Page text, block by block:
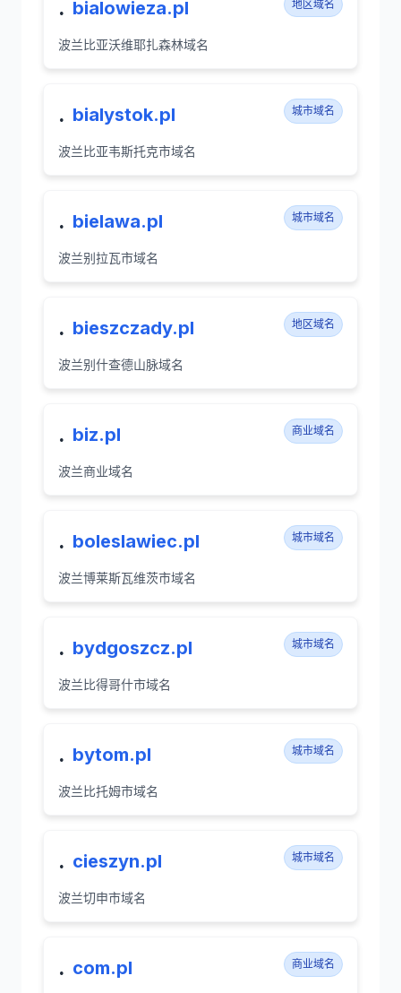
. bialowieza.pl 地区域名
波兰比亚沃维耶扎森林域名
. bialystok.pl 城市域名
波兰比亚韦斯托克市域名
. bielawa.pl 城市域名
波兰别拉瓦市域名
. bieszczady.pl 地区域名
波兰别什查德山脉域名
. biz.pl 商业域名
波兰商业域名
. boleslawiec.pl 城市域名
波兰博莱斯瓦维茨市域名
. bydgoszcz.pl 城市域名
波兰比得哥什市域名
. bytom.pl 城市域名
波兰比托姆市域名
. cieszyn.pl 城市域名
波兰切申市域名
. com.pl 商业域名